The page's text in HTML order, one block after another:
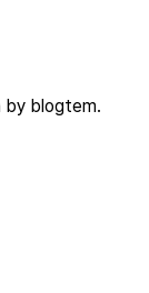
by blogtem.